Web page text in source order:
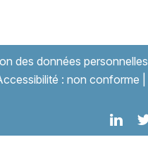
des données personnelles
: non conforme